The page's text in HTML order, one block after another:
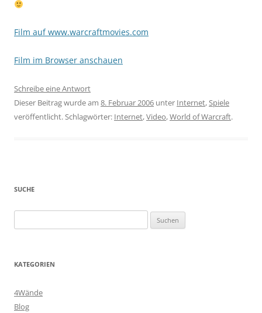
Film auf www.warcraftmovies.com
Film im Browser anschauen
Schreibe eine Antwort
Dieser Beitrag wurde am 8. Februar 2006 unter Internet,Spiele
veröffentlicht. Schlagwörter: Internet,Video,World of Warcraft.
SUCHE
nach:
KATEGORIEN
4Wände
Blog